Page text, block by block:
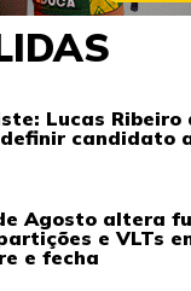
Lucas Ribeiro
candidato
Agosto altera
e VLTs
e fecha